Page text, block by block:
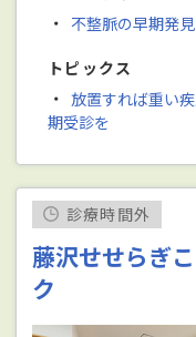
・ 不整脈の早期発
トピックス
・ 放置すれば重い
期受診を
診療時間外
藤沢せせらぎ
ク